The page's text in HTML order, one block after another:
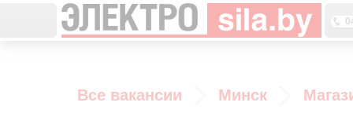
Все вакансии Минск